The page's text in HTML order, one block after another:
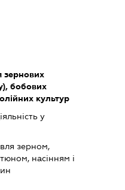
бобових
культур
у
зерном,
насінням і